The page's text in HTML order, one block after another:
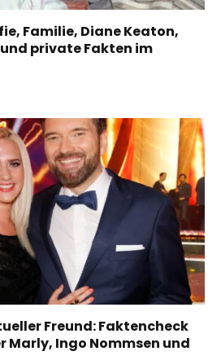
Familie, Diane Keaton,
private Fakten im
Freund: Faktencheck
Marly, Ingo Nommsen und